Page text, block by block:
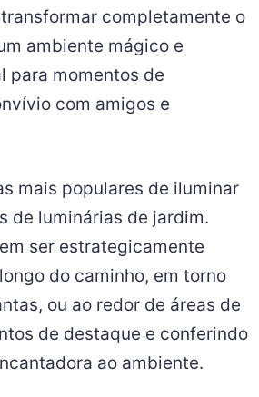
completamente o
ambiente mágico e
para momentos de
com amigos e
mais populares de iluminar
de luminárias de jardim.
ser estrategicamente
do caminho, em torno
ou ao redor de áreas de
de destaque e conferindo
ao ambiente.